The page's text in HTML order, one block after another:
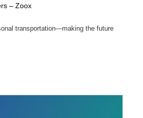
– Zoox
transportation—making the future